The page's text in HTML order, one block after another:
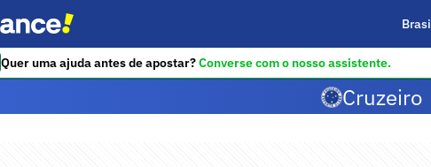
Quer uma ajuda antes de apostar?Converse com o nosso assistente.
Cruzeiro